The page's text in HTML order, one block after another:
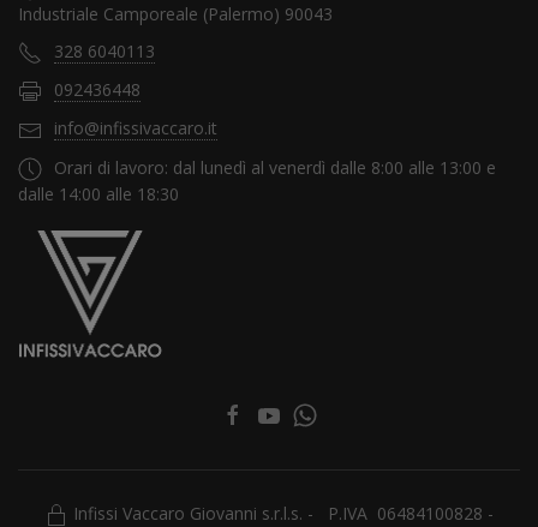
Industriale Camporeale (Palermo) 90043
328 6040113
092436448
info@infissivaccaro.it
Orari di lavoro: dal lunedì al venerdì dalle 8:00 alle 13:00 e
dalle 14:00 alle 18:30
Infissi Vaccaro Giovanni s.r.l.s. - P.IVA 06484100828 -